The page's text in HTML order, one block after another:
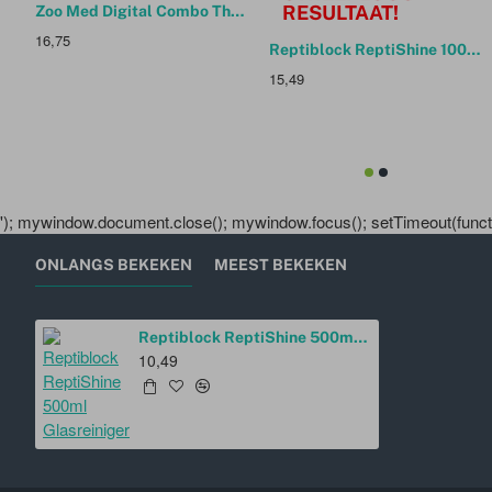
Zoo Med Digital Combo Thermometer and Humidity Gauge
16,75
RESULTAAT!
Reptiblock ReptiShine 1000ml Glasreiniger
15,49
'); mywindow.document.close(); mywindow.focus();
ONLANGS BEKEKEN MEEST BEKEKEN
Reptiblock ReptiShine 500ml Glasreiniger
10,49